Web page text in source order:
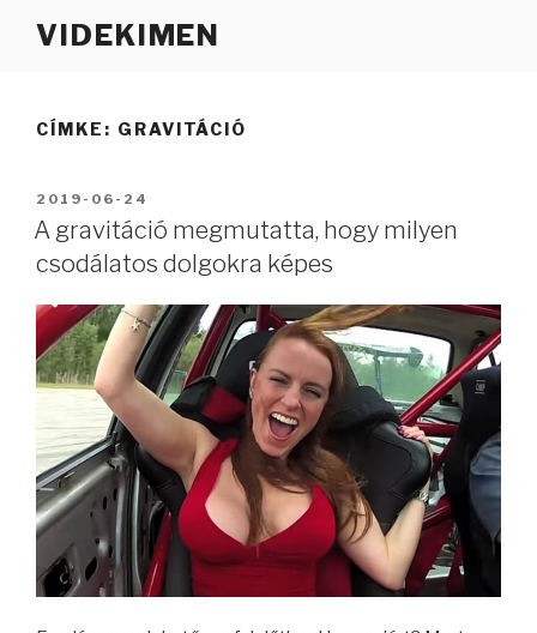
VIDEKIMEN
CÍMKE: GRAVITÁCIÓ
BEKÜLDVE:
2019-06-24
A gravitáció megmutatta, hogy milyen
csodálatos dolgokra képes